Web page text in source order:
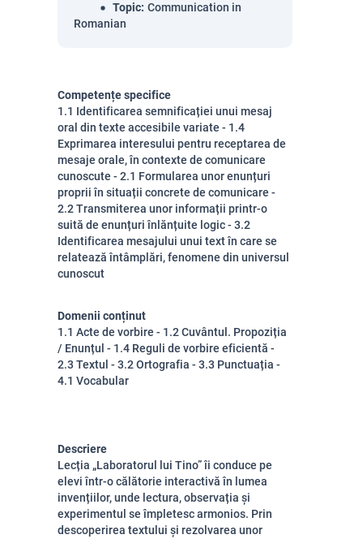
Topic: Communication in
Romanian
Competențe specifice
1.1 Identificarea semnificației unui mesaj
oral din texte accesibile variate - 1.4
Exprimarea interesului pentru receptarea de
mesaje orale, în contexte de comunicare
cunoscute - 2.1 Formularea unor enunțuri
proprii în situații concrete de comunicare -
2.2 Transmiterea unor informații printr-o
suită de enunțuri înlănțuite logic - 3.2
Identificarea mesajului unui text în care se
relatează întâmplări, fenomene din universul
cunoscut
Domenii conținut
1.1 Acte de vorbire - 1.2 Cuvântul. Propoziția
/ Enunțul - 1.4 Reguli de vorbire eficientă -
2.3 Textul - 3.2 Ortografia - 3.3 Punctuația -
4.1 Vocabular
Descriere
Lecția „Laboratorul lui Tino” îi conduce pe
elevi într-o călătorie interactivă în lumea
invențiilor, unde lectura, observația și
experimentul se împletesc armonios. Prin
descoperirea textului și rezolvarea unor